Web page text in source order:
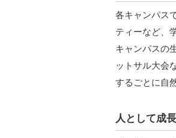
各キャンパス
ティーなど、
キャンパスの
ットサル大会
するごとに自
人として成